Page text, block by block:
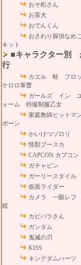
おそ松さん
お茶犬
おでんくん
おさわり探偵なめ
キット
■キャラクター別
行
カエル 蛙 フロ
ケロロ軍曹
ガールズ イン
ォーム 特撮制服乙女
家庭教師ヒットマ
ボーン
かいけつゾロリ
怪獣ブースカ
CAPCON カプコン
ガチャピン
ガーリースタイル
仮面ライダー
カメラ 一眼レフ
鏡
カピバラさん
ガンダム
鬼滅の刃
KISS
キングダムハーツ